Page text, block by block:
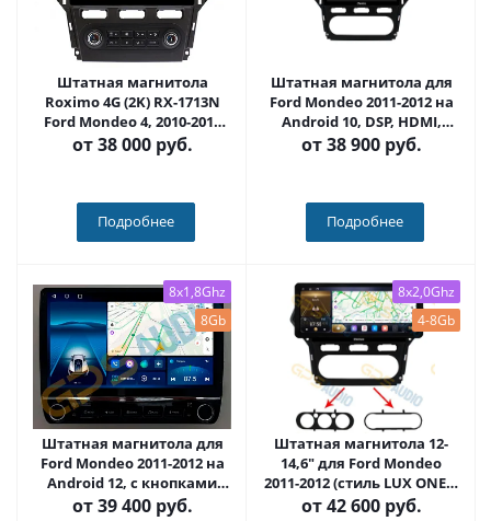
Штатная магнитола
Roximo 4G (2K) RX-1713N
Ford Mondeo 4, 2010-2015
(авто с навигацией)
(Android 13)
от38 000 руб.
Подробнее
Штатная магнитола для
Ford Mondeo 2011-2012 на
Android 10, DSP, HDMI,
Интерьерная подсветка -
Carmedia OL-1281-1-D
от38 900 руб.
Подробнее
8x1,8Ghz
8Gb
Штатная магнитола для
Ford Mondeo 2011-2012 на
Android 12, с кнопками
(серые или черные) QLED -
от39 400 руб.
8x2,0Ghz
4-8Gb
Штатная магнитола 12-
14,6" для Ford Mondeo
2011-2012 (стиль LUX ONE) -
Carmedia OL-1281-1
от42 600 руб.